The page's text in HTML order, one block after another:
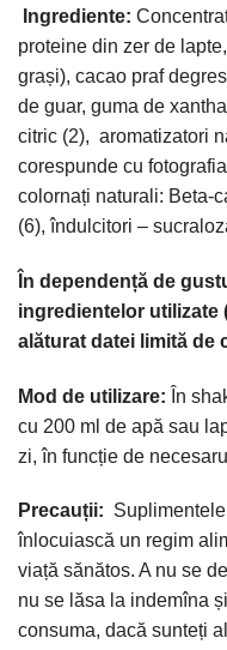
Ingrediente:
proteine din zer de
grași), cacao praf
de guar, guma de
citric (2), aromatizatori
corespunde cu
colornați naturali: Beta-
(6), îndulcitori –
În dependență de
ingredientelor utilizate
alăturat datei limită de
Mod de utilizare: În
cu 200 ml de apă sau
zi, în funcție de
Precauții:
înlocuiască un regim
viață sănătos. A nu se
nu se lăsa la indemîna
consuma, dacă sunteți